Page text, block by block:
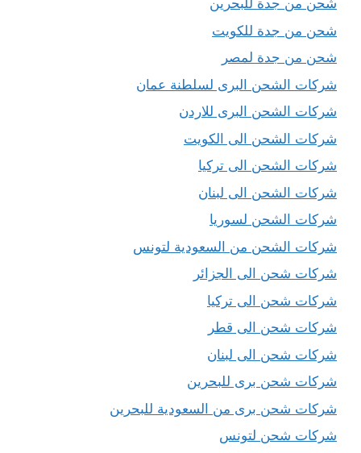
شحن من جدة للبحرين
شحن من جدة للكويت
شحن من جدة لمصر
شركات الشحن البرى لسلطنة عمان
شركات الشحن البرى للاردن
شركات الشحن الى الكويت
شركات الشحن الى تركيا
شركات الشحن الى لبنان
شركات الشحن لسوريا
شركات الشحن من السعودية لتونس
شركات شحن الى الجزائر
شركات شحن الى تركيا
شركات شحن الى قطر
شركات شحن الى لبنان
شركات شحن برى للبحرين
شركات شحن برى من السعودية للبحرين
شركات شحن لتونس